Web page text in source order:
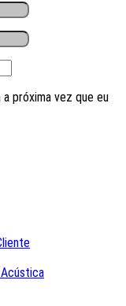
próxima vez que eu